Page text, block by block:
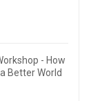
- How
Better World